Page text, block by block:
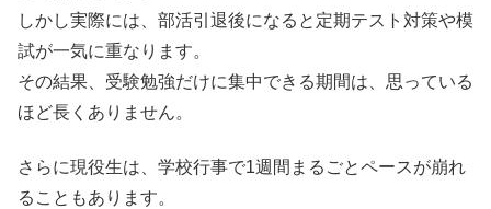
しかし実際には、部活引退後になると定期テスト対策や模
試が一気に重なります。
その結果、受験勉強だけに集中できる期間は、思っている
ほど長くありません。
さらに現役生は、学校行事で1週間まるごとペースが崩れ
ることもあります。